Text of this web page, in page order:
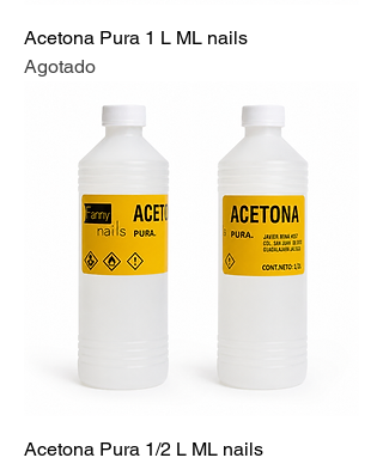
Acetona Pura 1 L ML nails
Agotado
Acetona Pura 1/2 L ML nails